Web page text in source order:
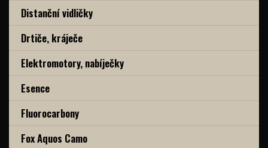
Distanční vidličky
Drtiče, kráječe
Elektromotory, nabíječky
Esence
Fluorocarbony
Fox Aquos Camo